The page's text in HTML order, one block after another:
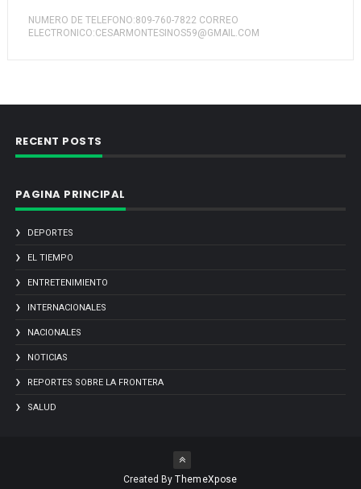
NUMERO DE TELEFONO:809-760-7822 CORREO
ELECTRONICO:CESARMONTESINOS59@GMAIL.COM
RECENT POSTS
PAGINA PRINCIPAL
DEPORTES
EL TIEMPO
ENTRETENIMIENTO
INTERNACIONALES
NACIONALES
NOTICIAS
REPORTES SOBRE LA FRONTERA
SALUD
Created ByThemeXpose